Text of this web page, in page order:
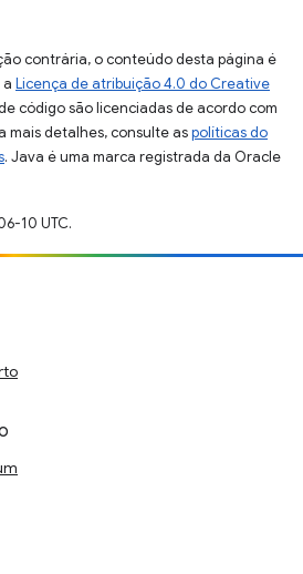
contrária, o conteúdo desta página é
Licença de atribuição 4.0 do Creative
código são licenciadas de acordo com
mais detalhes, consulte aspolíticas do
. Java é uma marca registrada da Oracle
10 UTC.